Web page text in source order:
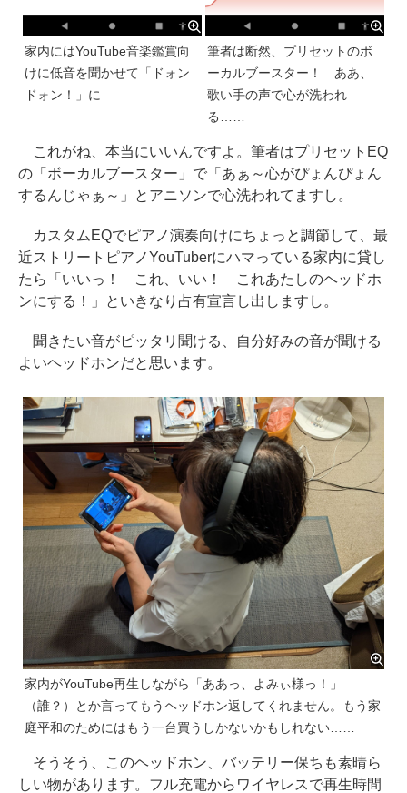
家内にはYouTube音楽鑑賞向
けに低音を聞かせて「ドォン
ドォン！」に
筆者は断然、プリセットのボ
ーカルブースター！ ああ、
歌い手の声で心が洗われ
る……
これがね、本当にいいんですよ。筆者はプリセットEQ
の「ボーカルブースター」で「あぁ～心がぴょんぴょん
するんじゃぁ～」とアニソンで心洗われてますし。
カスタムEQでピアノ演奏向けにちょっと調節して、最
近ストリートピアノYouTuberにハマっている家内に貸し
たら「いいっ！ これ、いい！ これあたしのヘッドホ
ンにする！」といきなり占有宣言し出しますし。
聞きたい音がピッタリ聞ける、自分好みの音が聞ける
よいヘッドホンだと思います。
家内がYouTube再生しながら「ああっ、よみぃ様っ！」
（誰？）とか言ってもうヘッドホン返してくれません。もう家
庭平和のためにはもう一台買うしかないかもしれない……
そうそう、このヘッドホン、バッテリー保ちも素晴ら
しい物があります。フル充電からワイヤレスで再生時間